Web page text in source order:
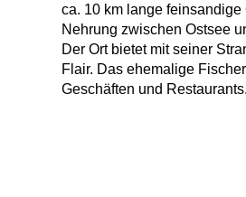
ca. 10 km lange
Nehrung zwischen Ostsee
Der Ort bietet mit seiner
Flair. Das ehemalige
Geschäften und Restaurants.